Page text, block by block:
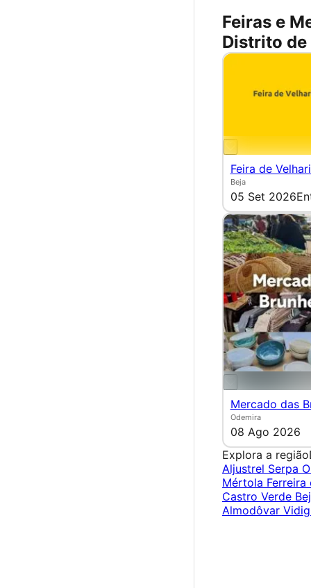
Feiras e
Distrito de
Feira de
Beja
05 Set 2026
Mercado das
Odemira
08 Ago 2026
Explora a região
Aljustrel Serpa
Mértola
Castro Verde
Almodôvar